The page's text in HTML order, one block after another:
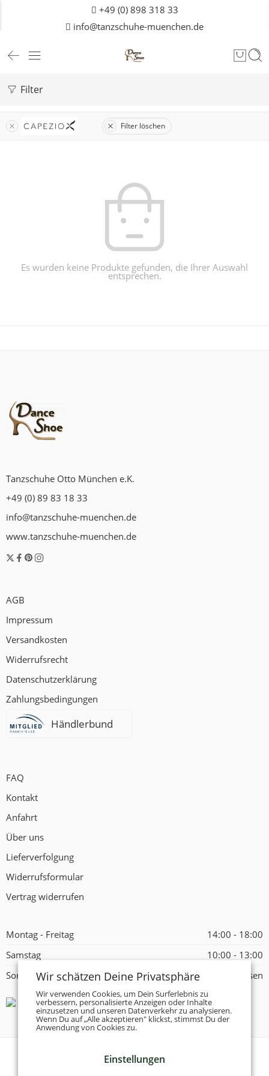
+49 (0) 898 318 33
info@tanzschuhe-muenchen.de
Filter
Filter löschen
Es wurden keine Produkte gefunden, die Ihrer Auswahl
entsprechen.
Tanzschuhe Otto München e.K.
+49 (0) 89 83 18 33
info@tanzschuhe-muenchen.de
www.tanzschuhe-muenchen.de
AGB
Impressum
Versandkosten
Widerrufsrecht
Datenschutzerklärung
Zahlungsbedingungen
Händlerbund
FAQ
Kontakt
Anfahrt
Über uns
Lieferverfolgung
Widerrufsformular
Vertrag widerrufen
Montag - Freitag
14:00 - 18:00
Samstag
10:00 - 13:00
Sonntag
Geschlossen
Tanzschuhe Otto München e.K.
Wir schätzen Deine Privatsphäre
Wir verwenden Cookies, um Dein Surferlebnis zu
verbessern, personalisierte Anzeigen oder Inhalte
einzusetzen und unseren Datenverkehr zu analysieren.
Wenn Du auf „Alle akzeptieren" klickst, stimmst Du der
Anwendung von Cookies zu.
Einstellungen